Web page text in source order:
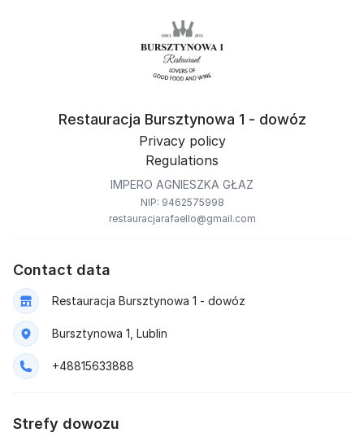
Restauracja Bursztynowa 1 - dowóz
Privacy policy
Regulations
IMPERO AGNIESZKA GŁAZ
NIP: 9462575998
restauracjarafaello@gmail.com
Contact data
Restauracja Bursztynowa 1 - dowóz
Bursztynowa 1, Lublin
+48815633888
Strefy dowozu